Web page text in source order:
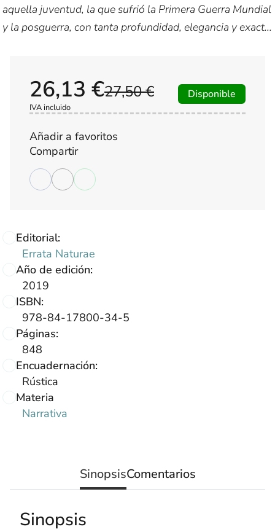
aquella juventud, la que sufrió la Primera Guerra Mundial
y la posguerra, con tanta profundidad, elegancia y exact...
Editorial:
Errata Naturae
Año de edición:
2019
ISBN:
978-84-17800-34-5
Páginas:
848
Encuadernación:
Rústica
Materia
Narrativa
27,50 €
26,13 €
IVA incluido
Disponible
Añadir a favoritos
Compartir
SinopsisComentarios
Sinopsis